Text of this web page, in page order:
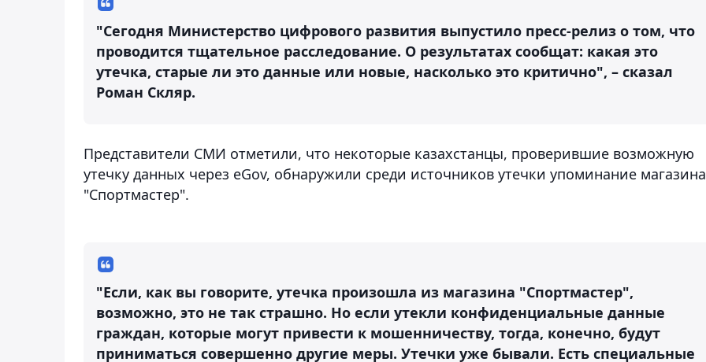
"Сегодня Министерство цифрового развития выпустило пресс-релиз о том, что
проводится тщательное расследование. О результатах сообщат: какая это
утечка, старые ли это данные или новые, насколько это критично", – сказал
Роман Скляр.
Представители СМИ отметили, что некоторые казахстанцы, проверившие возможную
утечку данных через eGov, обнаружили среди источников утечки упоминание магазина
"Спортмастер".
"Если, как вы говорите, утечка произошла из магазина "Спортмастер",
возможно, это не так страшно. Но если утекли конфиденциальные данные
граждан, которые могут привести к мошенничеству, тогда, конечно, будут
приниматься совершенно другие меры. Утечки уже бывали. Есть специальные